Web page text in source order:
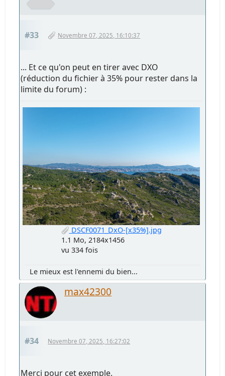
#33 Novembre 07, 2025, 16:10:37
... Et ce qu'on peut en tirer avec DXO
(réduction du fichier à 35% pour rester dans la
limite du forum) :
DSCF0071_DxO-[x35%].jpg
1.1 Mo, 2184x1456
vu 334 fois
Le mieux est l'ennemi du bien...
max42300
#34 Novembre 07, 2025, 16:27:02
Merci pour cet exemple.